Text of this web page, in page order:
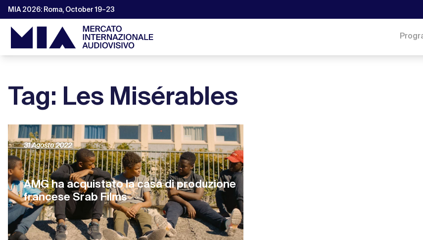
MIA 2026: Roma, October 19–23
Tag: Les Misérables
AMG ha acquistato la casa di produzione
francese Srab Films
31 Agosto 2022